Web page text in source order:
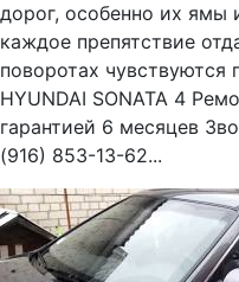
дорог, особенно их ямы
каждое препятствие
поворотах чувствуются
HYUNDAI SONATA 4
гарантией 6 месяцев
(916) 853-13-62...